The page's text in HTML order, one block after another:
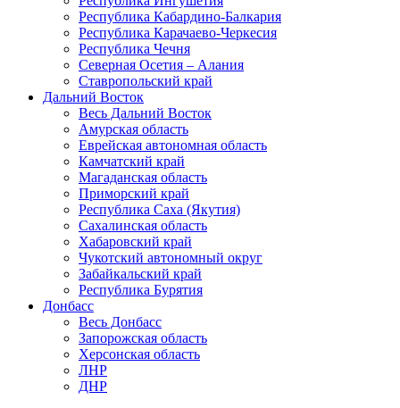
Республика Кабардино-Балкария
Республика Карачаево-Черкесия
Республика Чечня
Северная Осетия – Алания
Ставропольский край
Дальний Восток
Весь Дальний Восток
Амурская область
Еврейская автономная область
Камчатский край
Магаданская область
Приморский край
Республика Саха (Якутия)
Сахалинская область
Хабаровский край
Чукотский автономный округ
Забайкальский край
Республика Бурятия
Донбасс
Весь Донбасс
Запорожская область
Херсонская область
ЛНР
ДНР